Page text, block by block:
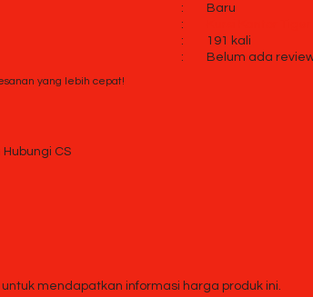
:
Baru
:
:
191 kali
: Belum ada
yang lebih cepat!
CS
mendapatkan informasi harga produk ini.